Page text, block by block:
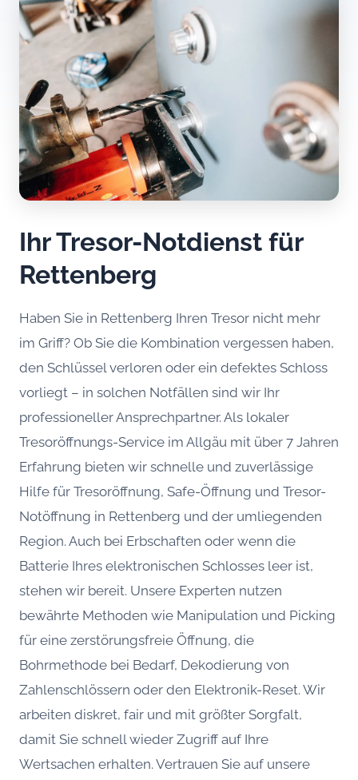
Ihr Tresor-Notdienst für
Rettenberg
Haben Sie in Rettenberg Ihren Tresor nicht mehr
im Griff? Ob Sie die Kombination vergessen haben,
den Schlüssel verloren oder ein defektes Schloss
vorliegt – in solchen Notfällen sind wir Ihr
professioneller Ansprechpartner. Als lokaler
Tresoröffnungs-Service im Allgäu mit über 7 Jahren
Erfahrung bieten wir schnelle und zuverlässige
Hilfe für Tresoröffnung, Safe-Öffnung und Tresor-
Notöffnung in Rettenberg und der umliegenden
Region. Auch bei Erbschaften oder wenn die
Batterie Ihres elektronischen Schlosses leer ist,
stehen wir bereit. Unsere Experten nutzen
bewährte Methoden wie Manipulation und Picking
für eine zerstörungsfreie Öffnung, die
Bohrmethode bei Bedarf, Dekodierung von
Zahlenschlössern oder den Elektronik-Reset. Wir
arbeiten diskret, fair und mit größter Sorgfalt,
damit Sie schnell wieder Zugriff auf Ihre
Wertsachen erhalten. Vertrauen Sie auf unsere